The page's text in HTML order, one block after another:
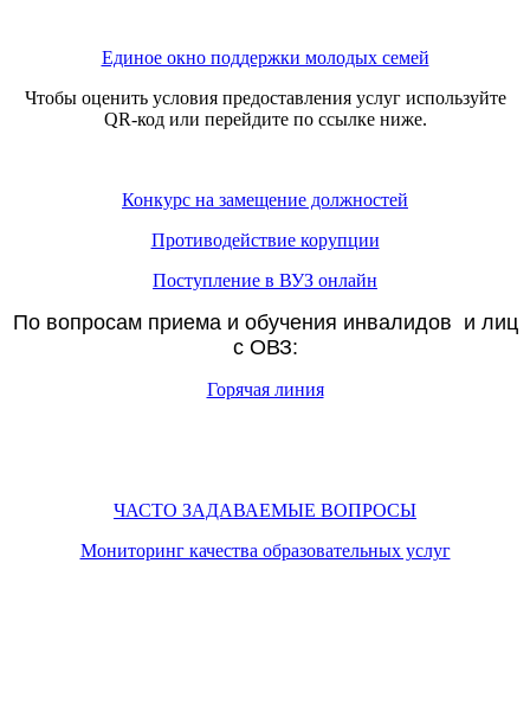
Единое окно поддержки молодых семей
Чтобы оценить условия предоставления услуг используйте
QR-код или перейдите по ссылке ниже.
Конкурс на замещение должностей
Противодействие корупции
Поступление в ВУЗ онлайн
По вопросам приема и обучения инвалидов и лиц
с ОВЗ:
Горячая линия
ЧАСТО ЗАДАВАЕМЫЕ ВОПРОСЫ
Мониторинг качества образовательных услуг